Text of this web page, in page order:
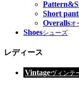
Short
Overallsオ
Shoesシューズ
レディース
Vintageヴィンテ